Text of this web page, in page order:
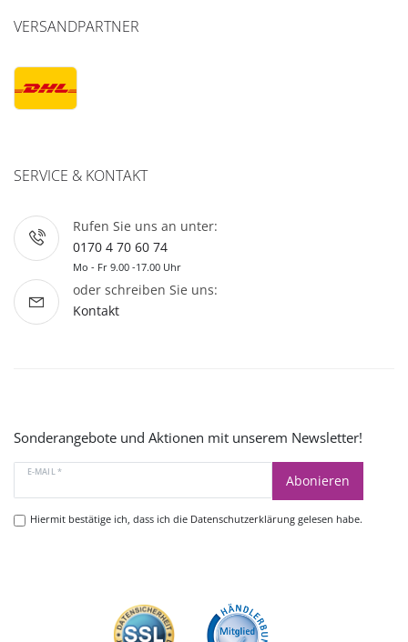
VERSANDPARTNER
SERVICE & KONTAKT
Rufen Sie uns an unter:
0170 4 70 60 74
Mo - Fr 9.00 -17.00 Uhr
oder schreiben Sie uns:
Kontakt
Sonderangebote und Aktionen mit unserem Newsletter!
E-MAIL *
Abonieren
Hiermit bestätige ich, dass ich die Datenschutzerklärunggelesen habe.